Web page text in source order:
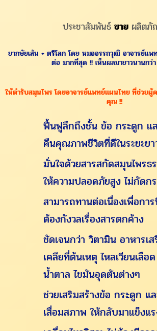
ประชาสัมพันธ์ ขาย ผลิต
ยากษัยเส้น + ตรีโลก โดย หมออรรถวุฒิ อาจารย์แ
ต่อ มากที่สุด !! เห็นผลมายาวนานกว่
ให้ตำรับสมุนไพร โดยอาจารย์แพทย์แผนไทย ที่ช่วยผู้
คุณ !!
ฟื้นฟูลึกถึงชั้น ข้อ กระดูก แล
คืนคุณภาพชีวิตที่ดีในระยะยา
มั่นใจด้วยสารสกัดสมุนไพรธ
ให้ความปลอดภัยสูง ไม่กัดกร
สามารถทานต่อเนื่องเพื่อกา
ต้องกังวลเรื่องสารตกค้าง
ชัดเจนกว่า วิตามิน อาหารเ
เคลียที่ต้นเหตุ ไหลเวียนเลือ
น้ำตาล ไขมันอุดตันต่างๆ
ช่วยเสริมสร้างข้อ กระดูก แ
เสื่อมสภาพ ให้กลับมาแข็งแ